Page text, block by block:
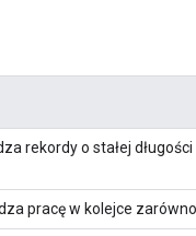
rekordy o stałej długości
pracę w kolejce